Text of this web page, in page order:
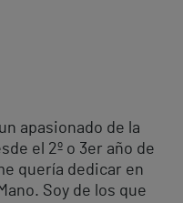
apasionado de la
el 2º o 3er año de
quería dedicar en
Soy de los que